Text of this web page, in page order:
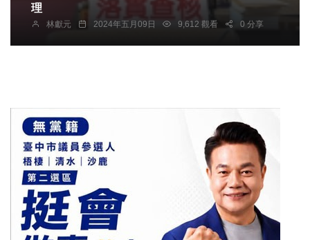
理
林獻元 2024年五月09日 9,612 觀看 0 分享